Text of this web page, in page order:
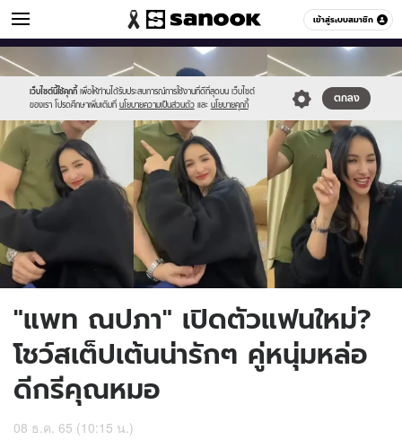
เข้าสู่ระบบสมาชิก
ข่าวบันเทิง หมวดอื่นๆ
เว็บไซต์นี้ใช้คุกกี้ เพื่อให้ท่านได้รับประสบการณ์การใช้งานที่ดีที่สุดบน เว็บไซต์
ของเรา โปรดศึกษาเพิ่มเติมที่ นโยบายความเป็นส่วนตัว และ นโยบายคุกกี้
ตกลง
//s.isanook.com/sr/0/images/logo-
new-
sanook.png
//s.isanook.com/ns/0/ud/1734/8672150/pat.jpg
"แพท ณปภา" เปิดตัวแฟนใหม่?
โชว์สเต็ปเต้นน่ารักๆ คู่หนุ่มหล่อ
ดีกรีคุณหมอ
08 ธ.ค. 65 (10:15 น.)